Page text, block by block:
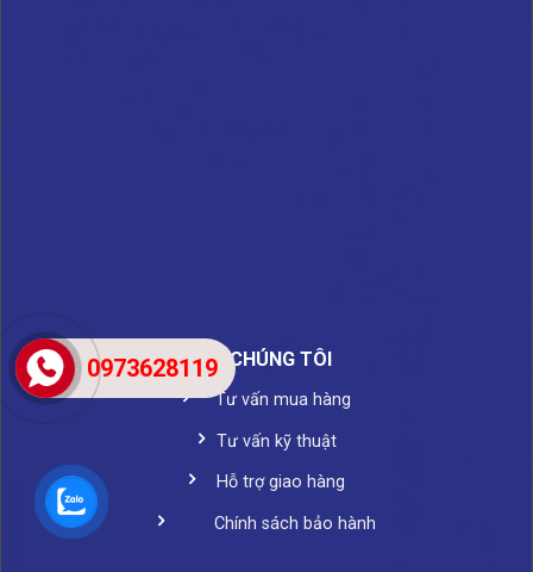
VỀ CHÚNG TÔI
Tư vấn mua hàng
Tư vấn kỹ thuật
Hỗ trợ giao hàng
Chính sách bảo hành
0973628119